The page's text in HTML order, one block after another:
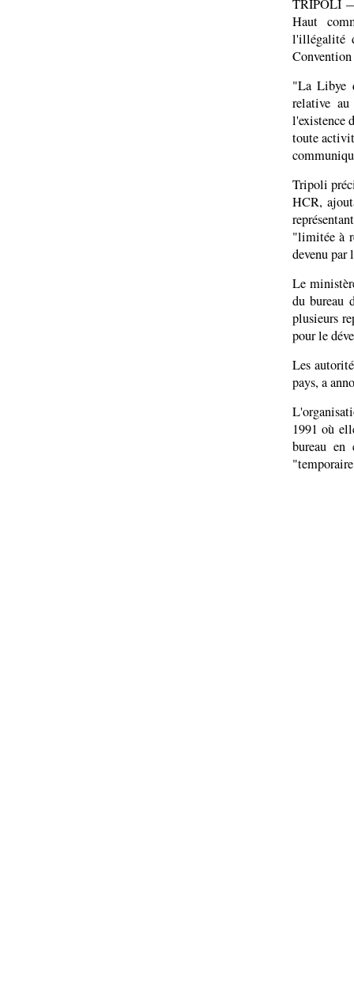
TRIPOLI
Haut
l'illégalité
Convention
"La Libye
relative
l'existence
toute
Tripoli
HCR,
"limitée à
devenu
Le
du bureau
plusieurs
pour le
Les
pays, a
1991 où
bureau en